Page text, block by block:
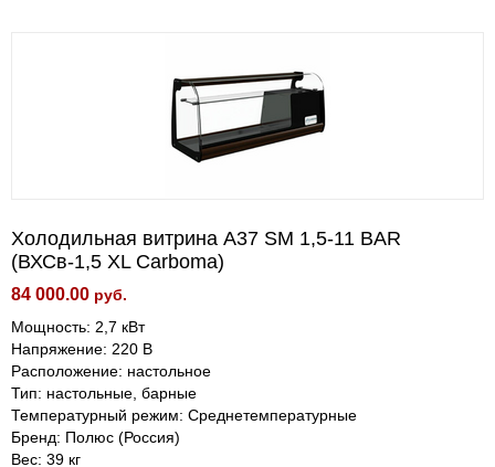
Холодильная витрина A37 SM 1,5-11 BAR
(ВХСв-1,5 XL Carboma)
84 000.00 руб.
Мощность: 2,7 кВт
Напряжение: 220 В
Расположение: настольное
Тип: настольные, барные
Температурный режим: Среднетемпературные
Бренд: Полюс (Россия)
Вес: 39 кг